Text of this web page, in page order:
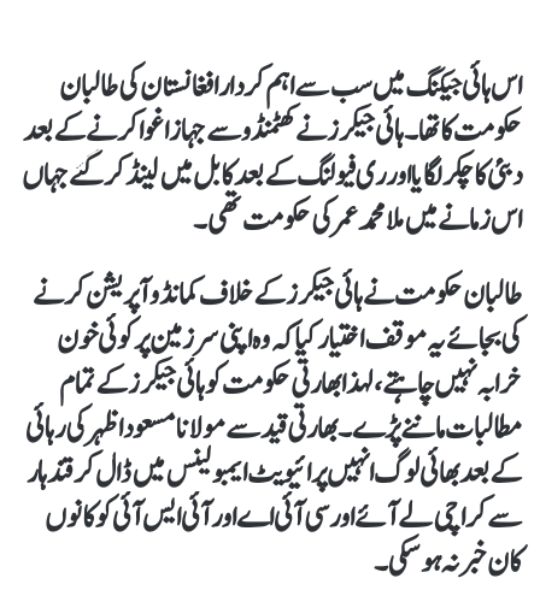
اس ہائی جیکنگ میں سب سے اہم کردار افغانستان کی طالبان
حکومت کا تھا۔ ہائی جیکرز نے کھٹمنڈو سے جہاز اغوا کرنے کے بعد
دبئی کا چکر لگایا اور ری فیولنگ کے بعد کابل میں لینڈ کر گئے جہاں
اس زمانے میں ملا محمد عمر کی حکومت تھی۔
طالبان حکومت نے ہائی جیکرز کے خلاف کمانڈو آپریشن کرنے
کی بجائے یہ موقف اختیار کیا کہ وہ اپنی سرزمین پر کوئی خون
خرابہ نہیں چاہتے، لہذا بھارتی حکومت کو ہائی جیکرز کے تمام
مطالبات ماننے پڑے۔ بھارتی قید سے مولانا مسعود اظہر کی رہائی
کے بعد بھائی لوگ انہیں پرائیویٹ ایمبولینس میں ڈال کر قندہار
سے کراچی لے آئے اور سی آئی اے اور آئی ایس آئی کو کانوں
کان خبر نہ ہو سکی۔